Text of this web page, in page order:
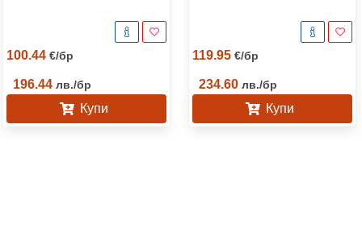
100.44 €/бр
196.44 лв./бр
Купи
119.95 €/бр
234.60 лв./бр
Купи